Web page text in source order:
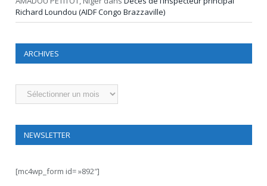
Richard Loundou (AIDF Congo Brazzaville)
ARCHIVES
Archives
NEWSLETTER
[mc4wp_form id= »892″]